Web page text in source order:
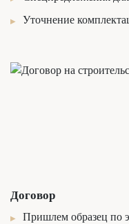
Уточнение
Договор
Пришлем образец по